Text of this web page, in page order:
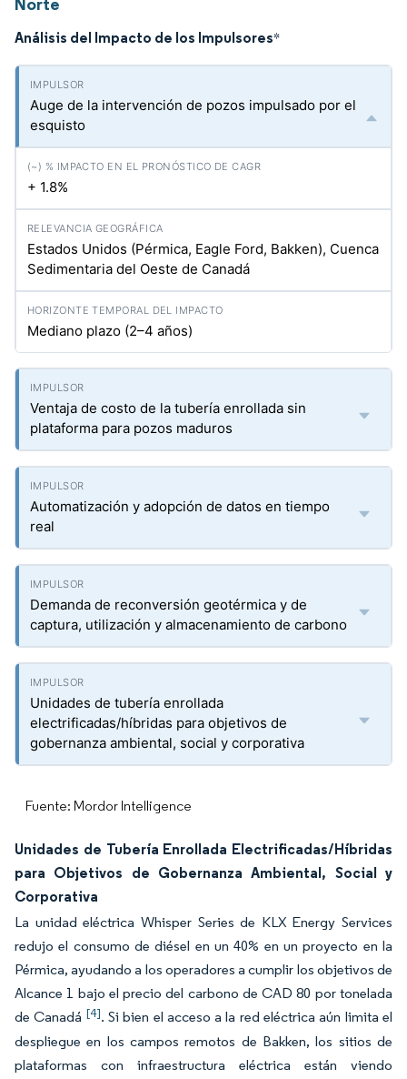
Análisis del Impacto de los Impulsores*
Auge de la intervención de pozos impulsado por el
esquisto
+ 1.8%
Estados Unidos (Pérmica, Eagle Ford, Bakken), Cuenca
Sedimentaria del Oeste de Canadá
Mediano plazo (2–4 años)
Ventaja de costo de la tubería enrollada sin
plataforma para pozos maduros
Automatización y adopción de datos en tiempo
real
Demanda de reconversión geotérmica y de
captura, utilización y almacenamiento de carbono
Unidades de tubería enrollada
electrificadas/híbridas para objetivos de
gobernanza ambiental, social y corporativa
Fuente: Mordor Intelligence
Unidades de Tubería Enrollada Electrificadas/Híbridas
para Objetivos de Gobernanza Ambiental, Social y
Corporativa
La unidad eléctrica Whisper Series de KLX Energy Services
redujo el consumo de diésel en un 40% en un proyecto en la
Pérmica, ayudando a los operadores a cumplir los objetivos de
Alcance 1 bajo el precio del carbono de CAD 80 por tonelada
de Canadá [4]. Si bien el acceso a la red eléctrica aún limita el
despliegue en los campos remotos de Bakken, los sitios de
plataformas con infraestructura eléctrica están viendo